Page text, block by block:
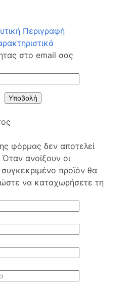
Περιγραφή
στο email σας
Υποβολή
φόρμας δεν αποτελεί
ανοίξουν οι
προϊόν θα
ώστε να καταχωρήσετε τη